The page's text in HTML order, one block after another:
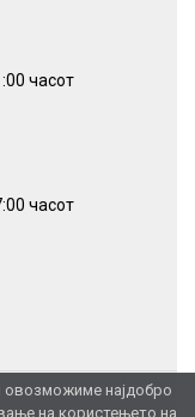
овозможиме најдобро
на користењето на
часот
часот